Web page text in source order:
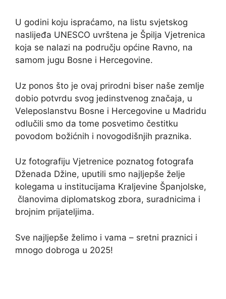
U godini koju ispraćamo, na listu svjetskog
naslijeđa UNESCO uvrštena je Špilja Vjetrenica
koja se nalazi na području općine Ravno, na
samom jugu Bosne i Hercegovine.
Uz ponos što je ovaj prirodni biser naše zemlje
dobio potvrdu svog jedinstvenog značaja, u
Veleposlanstvu Bosne i Hercegovine u Madridu
odlučili smo da tome posvetimo čestitku
povodom božićnih i novogodišnjih praznika.
Uz fotografiju Vjetrenice poznatog fotografa
Dženada Džine, uputili smo najljepše želje
kolegama u institucijama Kraljevine Španjolske,
članovima diplomatskog zbora, suradnicima i
brojnim prijateljima.
Sve najljepše želimo i vama – sretni praznici i
mnogo dobroga u 2025!